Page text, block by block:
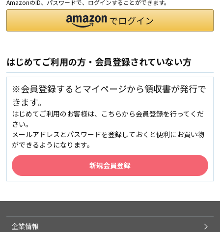
AmazonのID、パスワードで、ログインすることができます。
はじめてご利用の方・会員登録されていない方
※会員登録するとマイページから領収書が発行で
きます。
はじめてご利用のお客様は、こちらから会員登録を行ってくだ
さい。
メールアドレスとパスワードを登録しておくと便利にお買い物
ができるようになります。
企業情報